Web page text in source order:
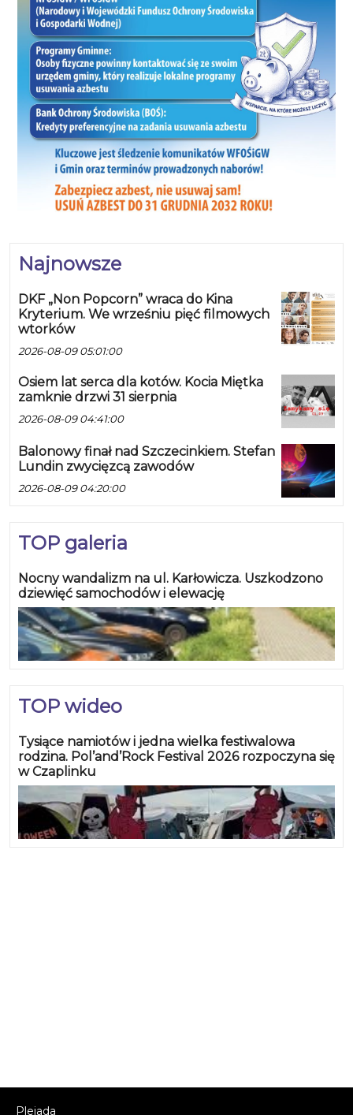
Najnowsze
DKF „Non Popcorn” wraca do Kina
Kryterium. We wrześniu pięć filmowych
wtorków
2026-08-09 05:01:00
Osiem lat serca dla kotów. Kocia Miętka
zamknie drzwi 31 sierpnia
2026-08-09 04:41:00
Balonowy finał nad Szczecinkiem. Stefan
Lundin zwycięzcą zawodów
2026-08-09 04:20:00
TOP galeria
Nocny wandalizm na ul. Karłowicza. Uszkodzono
dziewięć samochodów i elewację
TOP wideo
Tysiące namiotów i jedna wielka festiwalowa
rodzina. Pol’and’Rock Festival 2026 rozpoczyna się
w Czaplinku
Plejada